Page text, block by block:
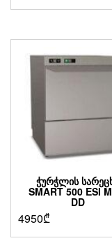
ᲭᲣᲠᲭᲚᲘᲡ
SMART 500 ESI
DD
4950₾